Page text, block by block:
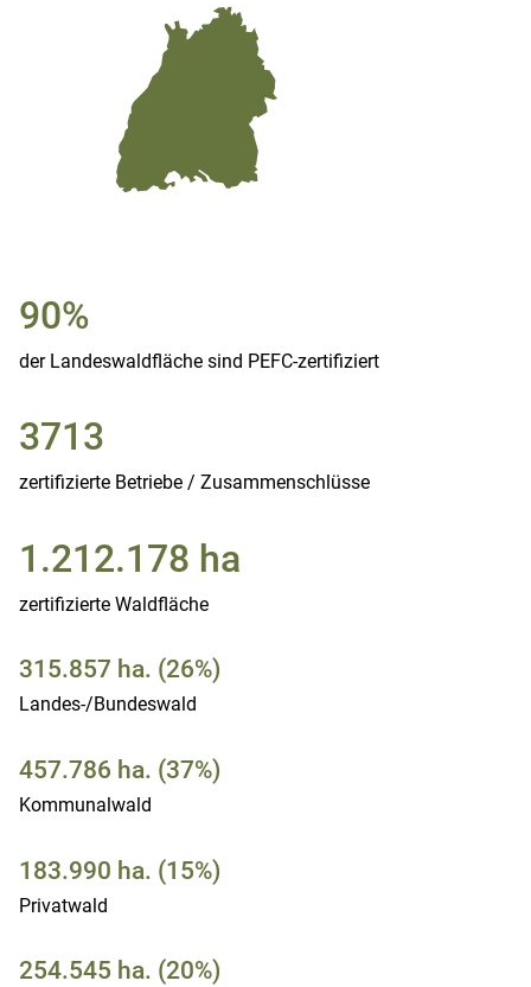
90%
der Landeswaldfläche sind PEFC-zertifiziert
3713
zertifizierte Betriebe / Zusammenschlüsse
1.212.178 ha
zertifizierte Waldfläche
315.857 ha. (26%)
Landes-/Bundeswald
457.786 ha. (37%)
Kommunalwald
183.990 ha. (15%)
Privatwald
254.545 ha. (20%)